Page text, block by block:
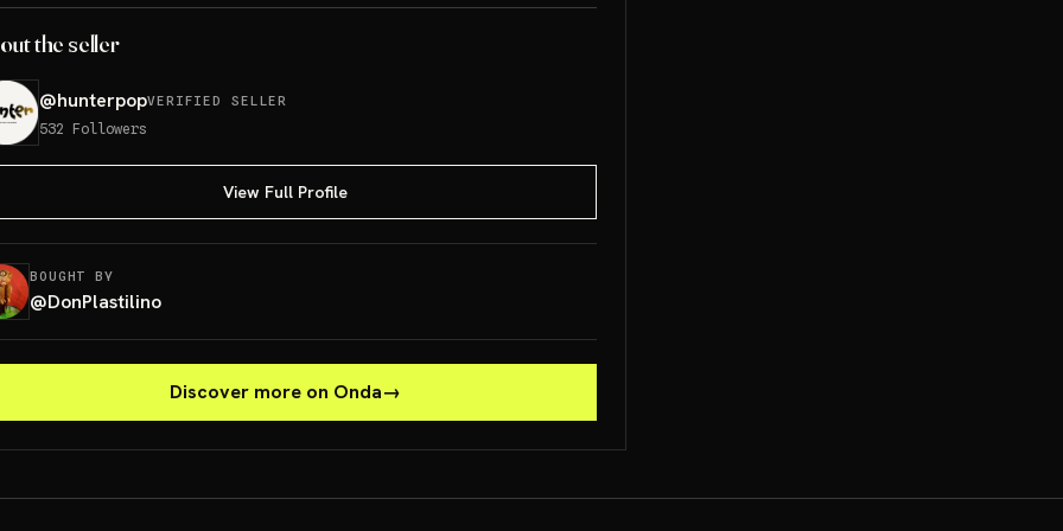
the seller
@hunterpopVERIFIED SELLER
532 Followers
View Full Profile
BOUGHT BY
@DonPlastilino
Discover more on Onda→